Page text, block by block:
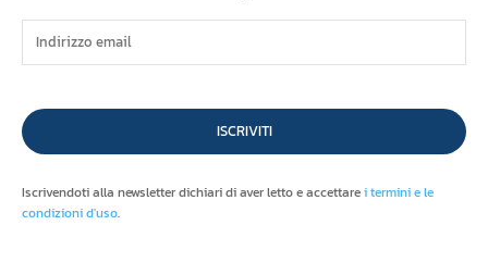
ISCRIVITI
Iscrivendoti alla newsletter dichiari di aver letto e accettarei termini e le
condizioni d'uso.